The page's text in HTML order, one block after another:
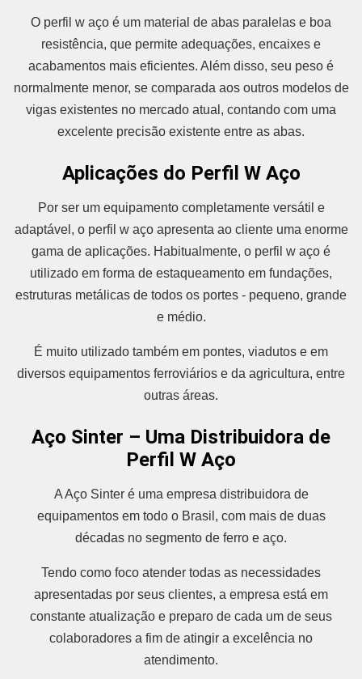
O perfil w aço é um material de abas paralelas e boa
resistência, que permite adequações, encaixes e
acabamentos mais eficientes. Além disso, seu peso é
normalmente menor, se comparada aos outros modelos de
vigas existentes no mercado atual, contando com uma
excelente precisão existente entre as abas.
Aplicações do Perfil W Aço
Por ser um equipamento completamente versátil e
adaptável, o perfil w aço apresenta ao cliente uma enorme
gama de aplicações. Habitualmente, o perfil w aço é
utilizado em forma de estaqueamento em fundações,
estruturas metálicas de todos os portes - pequeno, grande
e médio.
É muito utilizado também em pontes, viadutos e em
diversos equipamentos ferroviários e da agricultura, entre
outras áreas.
Aço Sinter – Uma Distribuidora de
Perfil W Aço
A Aço Sinter é uma empresa distribuidora de
equipamentos em todo o Brasil, com mais de duas
décadas no segmento de ferro e aço.
Tendo como foco atender todas as necessidades
apresentadas por seus clientes, a empresa está em
constante atualização e preparo de cada um de seus
colaboradores a fim de atingir a excelência no
atendimento.